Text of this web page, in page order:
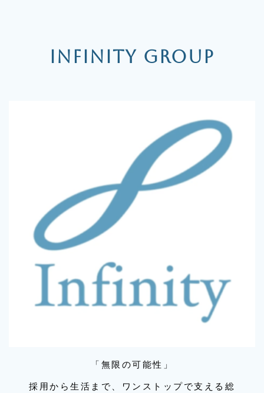
INFINITY GROUP
「無限の可能性」
採用から生活まで、ワンストップで支える総